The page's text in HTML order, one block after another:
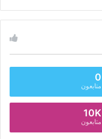
0
متابعون
10K
متابعون